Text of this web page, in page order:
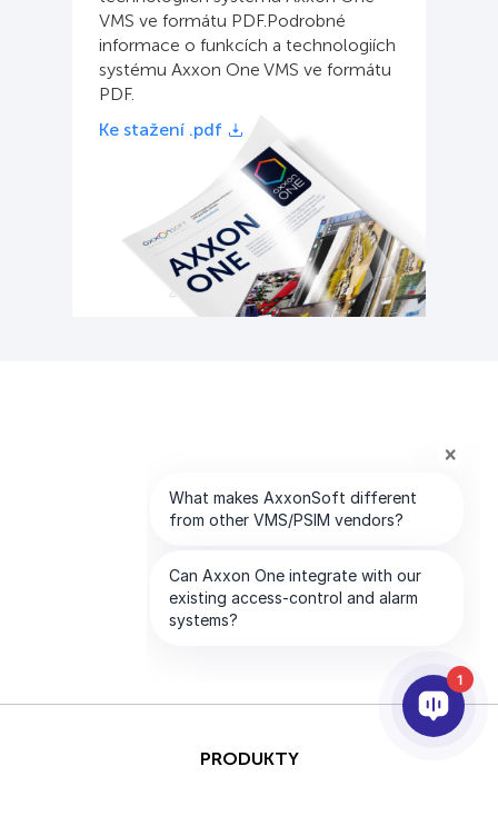
VMS ve formátu PDF.Podrobné
informace o funkcích a technologiích
systému Axxon One VMS ve formátu
PDF.
Ke stažení .pdf
PRODUKTY
1